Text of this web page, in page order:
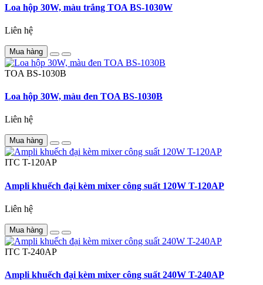
Loa hộp 30W, màu trắng TOA BS-1030W
Liên hệ
Mua hàng
TOA BS-1030B
Loa hộp 30W, màu đen TOA BS-1030B
Liên hệ
Mua hàng
ITC T-120AP
Ampli khuếch đại kèm mixer công suất 120W T-120AP
Liên hệ
Mua hàng
ITC T-240AP
Ampli khuếch đại kèm mixer công suất 240W T-240AP